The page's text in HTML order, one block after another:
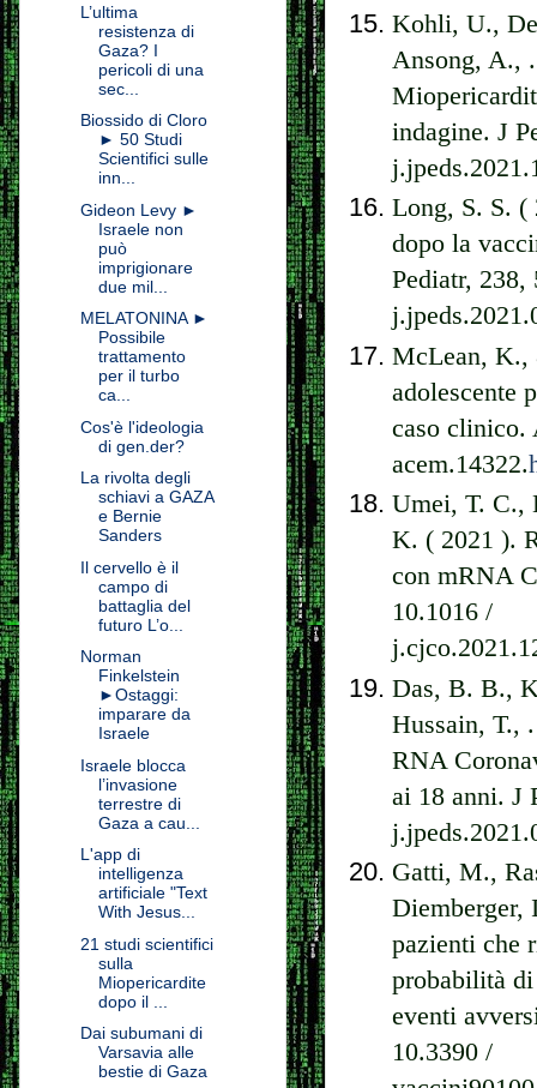
Kohli, U.,
Ansong, A.,
indagine. J
Long, S. S. (
dopo la
Pediatr,
McLean, K.,
adolescente
caso clinico.
acem.14322.
Umei, T. C.,
K. ( 2021 ).
con mRNA
10.1016 /
Das, B. B.,
Hussain, T.,
RNA
ai 18 anni. J
Gatti, M.,
Diemberger,
pazienti che
probabilità
eventi
10.3390 /
L’ultima
resistenza di
Gaza? I
pericoli di una
sec...
Biossido di Cloro
► 50 Studi
Scientifici sulle
inn...
Gideon Levy ►
Israele non
può
imprigionare
due mil...
MELATONINA ►
Possibile
trattamento
per il turbo
ca...
Cos'è l'ideologia
di gen.der?
La rivolta degli
schiavi a GAZA
e Bernie
Sanders
Il cervello è il
campo di
battaglia del
futuro L’o...
Norman
Finkelstein
►Ostaggi:
imparare da
Israele
Israele blocca
l’invasione
terrestre di
Gaza a cau...
L'app di
intelligenza
artificiale "Text
With Jesus...
21 studi scientifici
sulla
Miopericardite
dopo il ...
Dai subumani di
Varsavia alle
bestie di Gaza